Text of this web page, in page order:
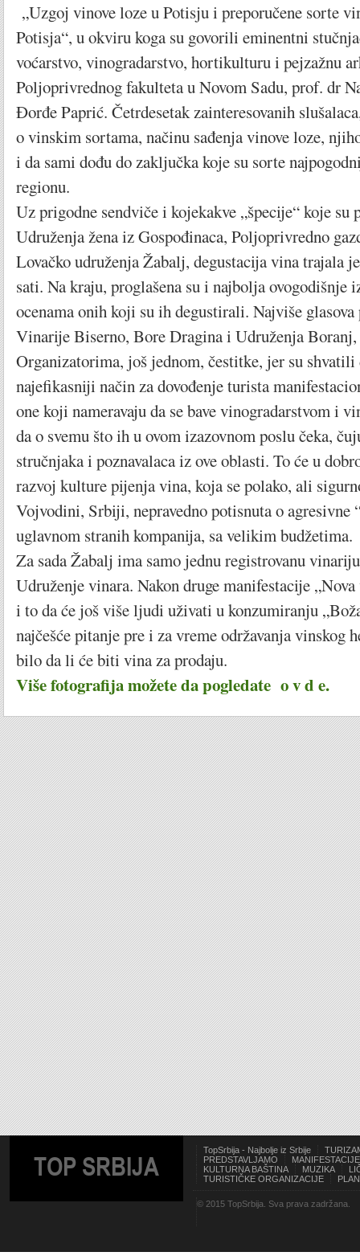
„Uzgoj vinove loze u Potisju i preporučene sorte
Potisja“, u okviru koga su govorili eminentni
voćarstvo, vinogradarstvo, hortikulturu i pejzažnu
Poljoprivrednog fakulteta u Novom Sadu, prof. dr
Đorđe Paprić. Četrdesetak zainteresovanih
o vinskim sortama, načinu sađenja vinove loze,
i da sami dođu do zaključka koje su sorte
regionu.
Uz prigodne sendviče i kojekakve „špecije“ koje su
Udruženja žena iz Gospođinaca, Poljoprivredno
Lovačko udruženja Žabalj, degustacija vina trajala
sati. Na kraju, proglašena su i najbolja ovogodišnje
ocenama onih koji su ih degustirali. Najviše
Vinarije Biserno, Bore Dragina i Udruženja
Organizatorima, još jednom, čestitke, jer su
najefikasniji način za dovođenje turista
one koji nameravaju da se bave vinogradarstvom i
da o svemu što ih u ovom izazovnom poslu čeka,
stručnjaka i poznavalaca iz ove oblasti. To će u
razvoj kulture pijenja vina, koja se polako, ali
Vojvodini, Srbiji, nepravedno potisnuta o agresivne
uglavnom stranih kompanija, sa velikim budžetima.
Za sada Žabalj ima samo jednu registrovanu
Udruženje vinara. Nakon druge manifestacije
i to da će još više ljudi uživati u konzumiranju
najčešće pitanje pre i za vreme održavanja vinskog
bilo da li će biti vina za prodaju.
Više fotografija možete da pogledate o v d e.
TOP SRBIJA
TopSrbija - Najbolje iz Srbije
PREDSTAVLJAMO
MANIFESTACIJE
KULTURNA BAŠTINA
MUZIKA
TURISTIČKE ORGANIZACIJE
© 2015 TopSrbija. Sva prava zadržana.